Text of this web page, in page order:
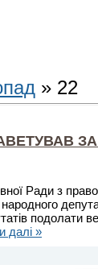
» 22
Ради з
подолати
далі »